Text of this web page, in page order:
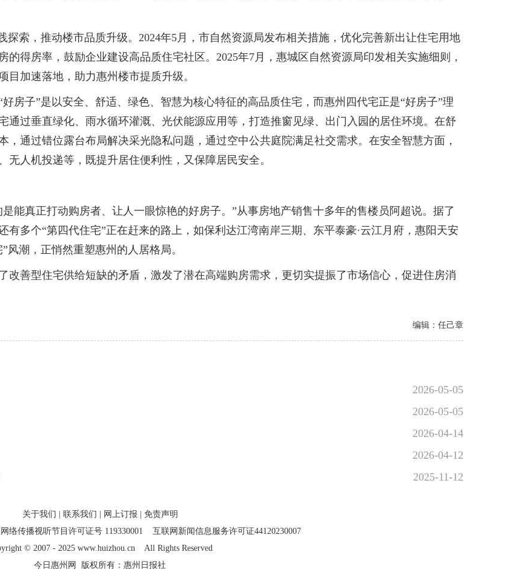
索，推动楼市品质升级。2024年5月，市自然资源局发布相关措施，优化完善新出让住宅用地
得房率，鼓励企业建设高品质住宅社区。2025年7月，惠城区自然资源局印发相关实施细则，
加速落地，助力惠州楼市提质升级。
子”是以安全、舒适、绿色、智慧为核心特征的高品质住宅，而惠州四代宅正是“好房子”理
通过垂直绿化、雨水循环灌溉、光伏能源应用等，打造推窗见绿、出门入园的居住环境。在舒
通过错位露台布局解决采光隐私问题，通过空中公共庭院满足社交需求。在安全智慧方面，
人机投递等，既提升居住便利性，又保障居民安全。
真正打动购房者、让人一眼惊艳的好房子。”从事房地产销售十多年的售楼员阿超说。据了
多个“第四代住宅”正在赶来的路上，如保利达江湾南岸三期、东平泰豪·云江月府，惠阳天安
潮，正悄然重塑惠州的人居格局。
善型住宅供给短缺的矛盾，激发了潜在高端购房需求，更切实提振了市场信心，促进住房消
编辑：任己章
2026-05-05
2026-05-05
2026-04-14
2026-04-12
2025-11-12
关于我们 联系我们 网上订报
免责声明
络传播视听节目许可证号 119330001
互联网新闻信息服务许可证44120230007
© 2007 - 2025 www.huizhou.cn All Rights Reserved
今日惠州网 版权所有：惠州日报社